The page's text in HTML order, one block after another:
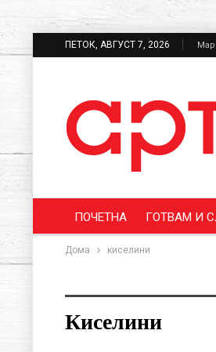
ПЕТОК, АВГУСТ 7, 2026
ПОЧЕТНА ГОТВАМ И
Дома киселини
Киселини